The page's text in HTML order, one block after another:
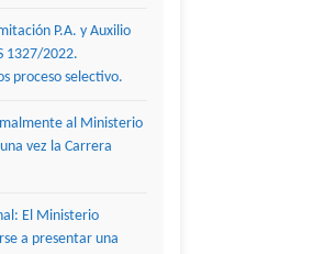
P.A. y Auxilio
1327/2022.
proceso selectivo.
al Ministerio
vez la Carrera
El Ministerio
a presentar una